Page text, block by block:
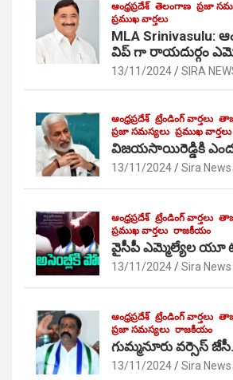
ఆంధ్రప్రదేశ్ తెలంగాణ ప్రజా
ప్రముఖ వార్తలు
MLA Srinivasulu:
విప్ గా రాయదుర్గం
13/11/2024 SIRA
ఆంధ్రప్రదేశ్ ట్రేండింగ్ వార్తలు
ప్రజా సమస్యలు ప్రముఖ వార్తలు
విజయసాయిరెడ్డికి
13/11/2024 Sira News
ఆంధ్రప్రదేశ్ ట్రేండింగ్ వార్తలు
ప్రముఖ వార్తలు రాజకీయం
వైసీపీ ఎమ్మెల్యేల యూ
13/11/2024 Sira News
ఆంధ్రప్రదేశ్ ట్రేండింగ్ వార్తలు
ప్రజా సమస్యలు రాజకీయం
గుమ్మనూరు వర్సెస్
13/11/2024 Sira News